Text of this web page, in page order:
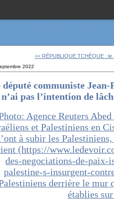
<< RÉPUBLIQUE TCHÈQUE : le
2022
député communiste
n’ai pas l’intention de